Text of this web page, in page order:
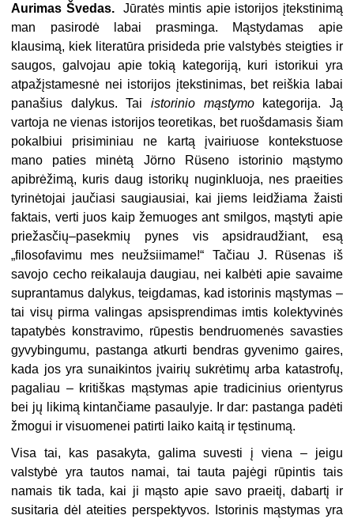
Aurimas Švedas.
Jūratės mintis apie istorijos įtekstinimą
man pasirodė labai prasminga. Mąstydamas apie
klausimą, kiek literatūra prisideda prie valstybės steigties ir
saugos, galvojau apie tokią kategoriją, kuri istorikui yra
atpažįstamesnė nei istorijos įtekstinimas, bet reiškia labai
panašius dalykus. Tai istorinio mąstymokategorija. Ją
vartoja ne vienas istorijos teoretikas, bet ruošdamasis šiam
pokalbiui prisiminiau ne kartą įvairiuose kontekstuose
mano paties minėtą Jörno Rüseno istorinio mąstymo
apibrėžimą, kuris daug istorikų nuginkluoja, nes praeities
tyrinėtojai jaučiasi saugiausiai, kai jiems leidžiama žaisti
faktais, verti juos kaip žemuoges ant smilgos, mąstyti apie
priežasčių–pasekmių pynes vis apsidraudžiant, esą
„filosofavimu mes neužsiimame!“ Tačiau J. Rüsenas iš
savojo cecho reikalauja daugiau, nei kalbėti apie savaime
suprantamus dalykus, teigdamas, kad istorinis mąstymas –
tai visų pirma valingas apsisprendimas imtis kolektyvinės
tapatybės konstravimo, rūpestis bendruomenės savasties
gyvybingumu, pastanga atkurti bendras gyvenimo gaires,
kada jos yra sunaikintos įvairių sukrėtimų arba katastrofų,
pagaliau – kritiškas mąstymas apie tradicinius orientyrus
bei jų likimą kintančiame pasaulyje. Ir dar: pastanga padėti
žmogui ir visuomenei patirti laiko kaitą ir tęstinumą.
Visa tai, kas pasakyta, galima suvesti į viena – jeigu
valstybė yra tautos namai, tai tauta pajėgi rūpintis tais
namais tik tada, kai ji mąsto apie savo praeitį, dabartį ir
susitaria dėl ateities perspektyvos. Istorinis mąstymas yra